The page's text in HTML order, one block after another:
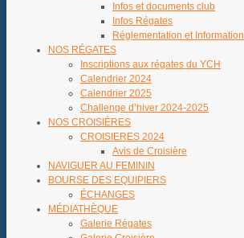
Infos et documents club
Infos Régates
Réglementation et Information
NOS RÉGATES
Inscriptions aux régates du YCH
Calendrier 2024
Calendrier 2025
Challenge d’hiver 2024-2025
NOS CROISIÈRES
CROISIERES 2024
Avis de Croisière
NAVIGUER AU FEMININ
BOURSE DES EQUIPIERS
ÉCHANGES
MÉDIATHÈQUE
Galerie Régates